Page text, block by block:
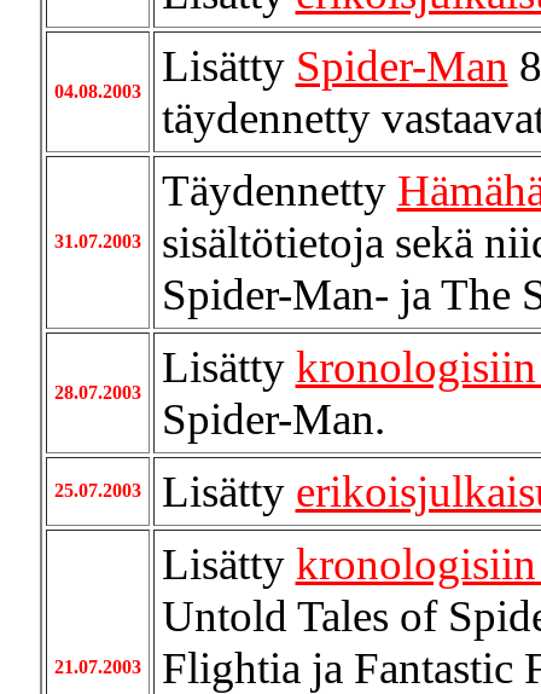
04.08.2003
Lisätty Spider-Man
täydennetty
31.07.2003
Täydennetty
sisältötietoja sekä
Spider-Man- ja The
28.07.2003
Lisätty
Spider-Man.
25.07.2003 Lisätty
21.07.2003
Lisätty
Untold Tales of
Flightia ja